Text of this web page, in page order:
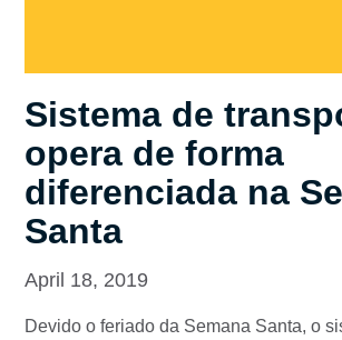
Sistema de
opera de forma
diferenciada na
Santa
April 18, 2019
Devido o feriado da Semana Santa, o